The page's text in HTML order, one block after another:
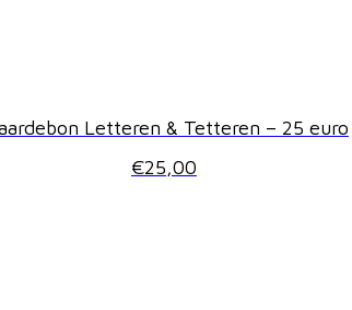
Letteren & Tetteren – 25 euro
€25,00